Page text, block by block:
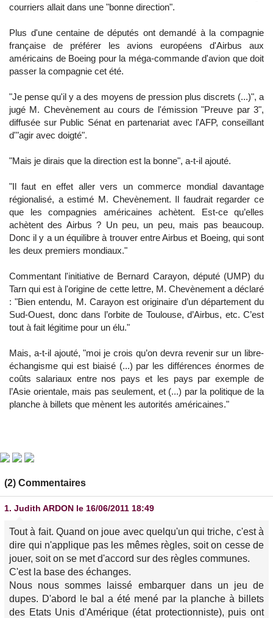
courriers allait dans une "bonne direction".
Plus d'une centaine de députés ont demandé à la compagnie
française de préférer les avions européens d'Airbus aux
américains de Boeing pour la méga-commande d'avion que doit
passer la compagnie cet été.
"Je pense qu'il y a des moyens de pression plus discrets (...)", a
jugé M. Chevènement au cours de l'émission "Preuve par 3",
diffusée sur Public Sénat en partenariat avec l'AFP, conseillant
d'"agir avec doigté".
"Mais je dirais que la direction est la bonne", a-t-il ajouté.
"Il faut en effet aller vers un commerce mondial davantage
régionalisé, a estimé M. Chevènement. Il faudrait regarder ce
que les compagnies américaines achètent. Est-ce qu’elles
achètent des Airbus ? Un peu, un peu, mais pas beaucoup.
Donc il y a un équilibre à trouver entre Airbus et Boeing, qui sont
les deux premiers mondiaux."
Commentant l'initiative de Bernard Carayon, député (UMP) du
Tarn qui est à l'origine de cette lettre, M. Chevènement a déclaré
: "Bien entendu, M. Carayon est originaire d’un département du
Sud-Ouest, donc dans l’orbite de Toulouse, d’Airbus, etc. C’est
tout à fait légitime pour un élu."
Mais, a-t-il ajouté, "moi je crois qu’on devra revenir sur un libre-
échangisme qui est biaisé (...) par les différences énormes de
coûts salariaux entre nos pays et les pays par exemple de
l’Asie orientale, mais pas seulement, et (...) par la politique de la
planche à billets que mènent les autorités américaines."
(2) Commentaires
1. Judith ARDON le 16/06/2011 18:49
Tout à fait. Quand on joue avec quelqu'un qui triche, c'est à
dire qui n'applique pas les mêmes règles, soit on cesse de
jouer, soit on se met d'accord sur des règles communes.
C'est la base des échanges.
Nous nous sommes laissé embarquer dans un jeu de
dupes. D'abord le bal a été mené par la planche à billets
des Etats Unis d'Amérique (état protectionniste), puis ont